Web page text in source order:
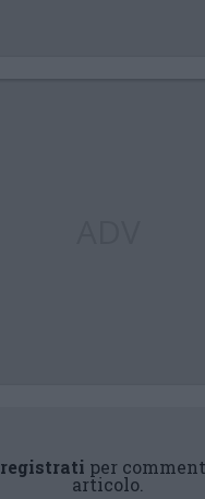
registrati per
articolo.